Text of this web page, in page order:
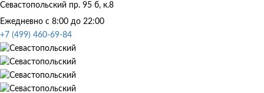
Севастопольский пр. 95 б, к.8
Ежедневно с 8:00 до 22:00
+7 (499) 460-69-84